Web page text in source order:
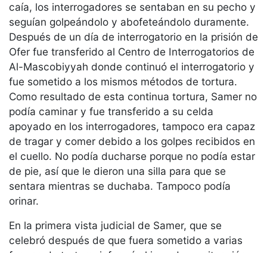
caía, los interrogadores se sentaban en su pecho y
seguían golpeándolo y abofeteándolo duramente.
Después de un día de interrogatorio en la prisión de
Ofer fue transferido al Centro de Interrogatorios de
Al-Mascobiyyah donde continuó el interrogatorio y
fue sometido a los mismos métodos de tortura.
Como resultado de esta continua tortura, Samer no
podía caminar y fue transferido a su celda
apoyado en los interrogadores, tampoco era capaz
de tragar y comer debido a los golpes recibidos en
el cuello. No podía ducharse porque no podía estar
de pie, así que le dieron una silla para que se
sentara mientras se duchaba. Tampoco podía
orinar.
En la primera vista judicial de Samer, que se
celebró después de que fuera sometido a varias